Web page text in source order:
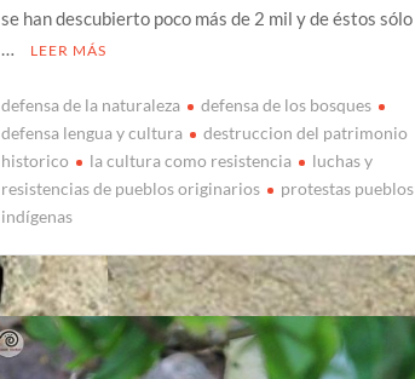
se han descubierto poco más de 2 mil y de éstos sólo
LEER MÁS
defensa de la naturaleza
defensa de los bosques
defensa lengua y cultura
destruccion del patrimonio
historico
la cultura como resistencia
luchas y
resistencias de pueblos originarios
protestas pueblos
indígenas